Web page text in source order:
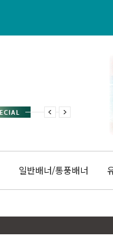
일반배너/통풍배너